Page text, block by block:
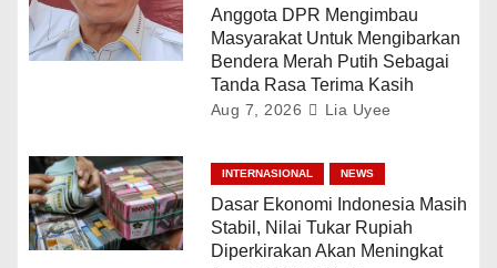
Anggota DPR Mengimbau
Masyarakat Untuk Mengibarkan
Bendera Merah Putih Sebagai
Tanda Rasa Terima Kasih
Aug 7, 2026 Lia Uyee
INTERNASIONAL NEWS
Dasar Ekonomi Indonesia Masih
Stabil, Nilai Tukar Rupiah
Diperkirakan Akan Meningkat